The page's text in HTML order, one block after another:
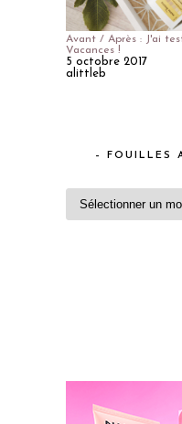
Avant / Après : J'ai
Vacances !
5 octobre 2017
alittleb
– FOUILLES